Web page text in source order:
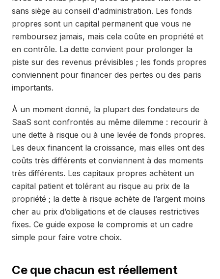
sans siège au conseil d'administration. Les fonds
propres sont un capital permanent que vous ne
remboursez jamais, mais cela coûte en propriété et
en contrôle. La dette convient pour prolonger la
piste sur des revenus prévisibles ; les fonds propres
conviennent pour financer des pertes ou des paris
importants.
À un moment donné, la plupart des fondateurs de
SaaS sont confrontés au même dilemme : recourir à
une dette à risque ou à une levée de fonds propres.
Les deux financent la croissance, mais elles ont des
coûts très différents et conviennent à des moments
très différents. Les capitaux propres achètent un
capital patient et tolérant au risque au prix de la
propriété ; la dette à risque achète de l’argent moins
cher au prix d’obligations et de clauses restrictives
fixes. Ce guide expose le compromis et un cadre
simple pour faire votre choix.
Ce que chacun est réellement